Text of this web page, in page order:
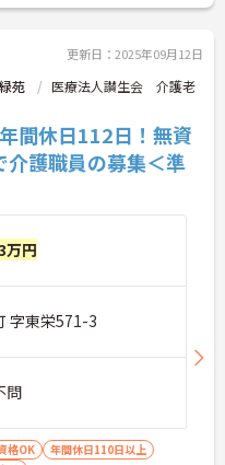
更新日：2025年09月12日
苑
医療法人讃生会 介護老
間休日112日！無資
護職員の募集＜準
万円
字東栄571-3
問
格OK
年間休日110日以上